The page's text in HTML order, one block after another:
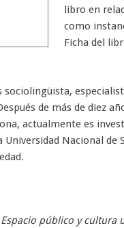
libro en
como
Ficha del
sociolingüista,
de más de diez
actualmente es
Universidad Nacional
público y cultura